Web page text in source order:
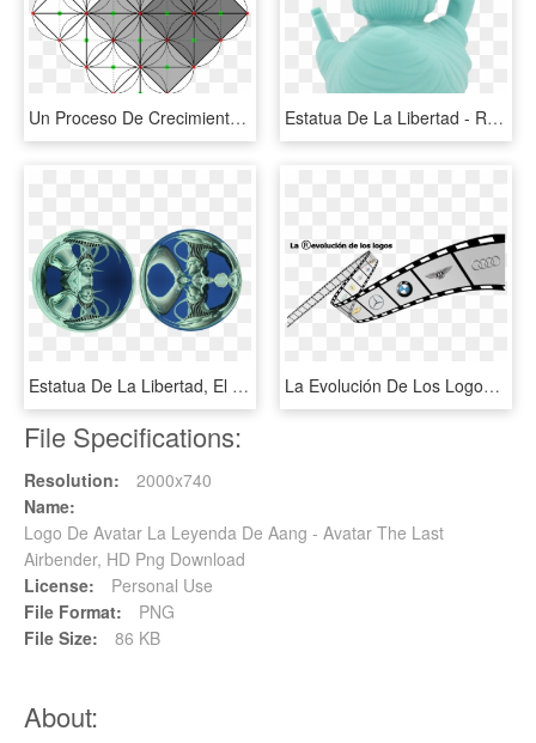
Un Proceso De Crecimiento Natural Empezando Desde El - Circle, HD Png Download Estatua De La Libertad - Rubber Duck, HD Png Download
Estatua De La Libertad, El Arte, Resumen, Bola, Ronda - Emblem, HD Png Download La Evolución De Los Logos - Dibujos De La Cinta De Cine, HD Png Download
File Specifications:
Resolution:
2000x740
Name:
Logo De Avatar La Leyenda De Aang - Avatar The Last
Airbender, HD Png Download
License:
Personal Use
File Format:
PNG
File Size:
86 KB
About: